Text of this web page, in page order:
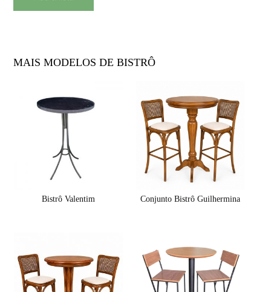
MAIS MODELOS DE BISTRÔ
Bistrô Valentim Conjunto Bistrô Guilhermina